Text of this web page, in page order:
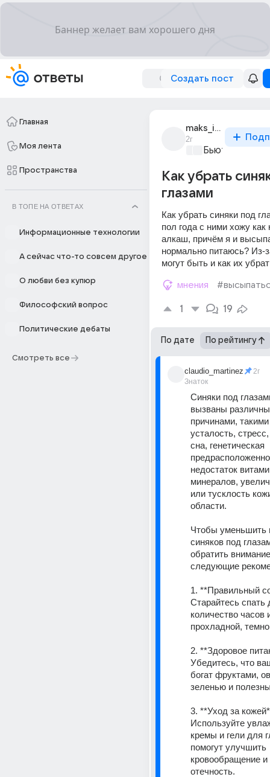
Создать пост
Главная
Моя лента
Пространства
В ТОПЕ НА ОТВЕТАХ
Информационные технологии
А сейчас что-то совсем другое
О любви без купюр
Философский вопрос
Политические дебаты
Смотреть все
maks_im_249
2г
Бьютилэнд
Как убрать
глазами
Как убрать синяки под
пол года с ними хожу как
алкаш, причём я и
нормально питаюсь? Из-
могут быть и как их
мнения
1 19
По дате По рейтингу
claudio_martinez
Знаток
2г
Синяки под
вызваны
причинами, такими
усталость,
сна, генетическая
недостаток
минералов,
или тусклость
области.
Чтобы уменьшить
синяков под
обратить
следующие
1. **Правильный
Старайтесь спать
количество часов
прохладной,
2. **Здоровое
Убедитесь, что
богат фруктами,
зеленью и
3. **Уход за
Используйте
кремы и гели для
помогут улучшить
кровообращение
отечность.